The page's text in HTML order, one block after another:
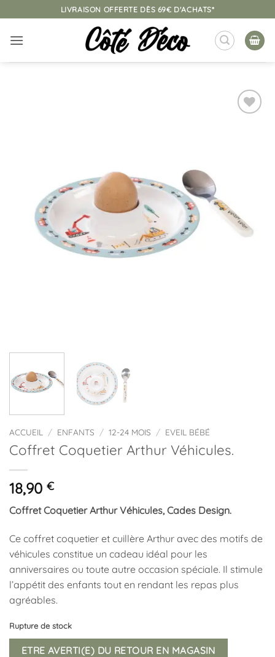
au
contenu
LIVRAISON OFFERTE DÈS 69€ D'ACHATS*
ACCUEIL / ENFANTS / 12-24 MOIS / EVEIL BÉBÉ
Coffret Coquetier Arthur Véhicules.
18,90 €
Coffret Coquetier Arthur Véhicules, Cades Design.
Ce coffret coquetier et cuillère Arthur avec des motifs de
véhicules constitue un cadeau idéal pour les
anniversaires ou toute autre occasion spéciale. Il stimule
l’appétit des enfants tout en rendant les repas plus
agréables.
Rupture de stock
ETRE AVERTI(E) DU RETOUR EN MAGASIN